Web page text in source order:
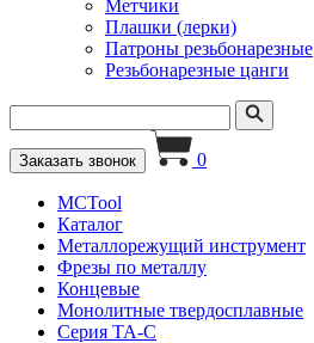
Метчики
Плашки (лерки)
Патроны резьбонарезные
Резьбонарезные цанги
Заказать звонок 0
MCTool
Каталог
Металлорежущий инструмент
Фрезы по металлу
Концевые
Монолитные твердосплавные
Серия TA-C